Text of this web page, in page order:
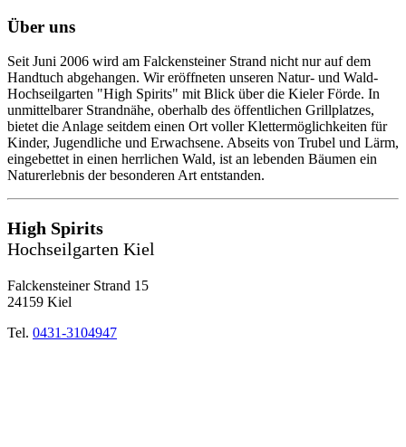
Über uns
Seit Juni 2006 wird am Falckensteiner Strand nicht nur auf dem
Handtuch abgehangen. Wir eröffneten unseren Natur- und Wald-
Hochseilgarten "High Spirits" mit Blick über die Kieler Förde. In
unmittelbarer Strandnähe, oberhalb des öffentlichen Grillplatzes,
bietet die Anlage seitdem einen Ort voller Klettermöglichkeiten für
Kinder, Jugendliche und Erwachsene. Abseits von Trubel und Lärm,
eingebettet in einen herrlichen Wald, ist an lebenden Bäumen ein
Naturerlebnis der besonderen Art entstanden.
High Spirits
Hochseilgarten Kiel
Falckensteiner Strand 15
24159 Kiel
Tel. 0431-3104947